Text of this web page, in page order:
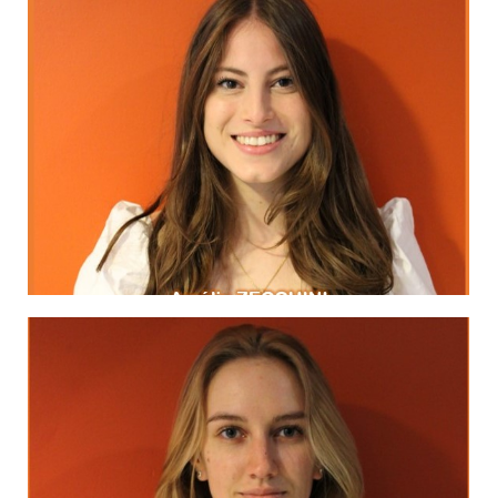
MA DEVISE
"En vérité, le chemin importe peu,
la volonté d'arriver suffit à tout."
Albert Camus
LinkedIn
Proverbe africain
LinkedIn